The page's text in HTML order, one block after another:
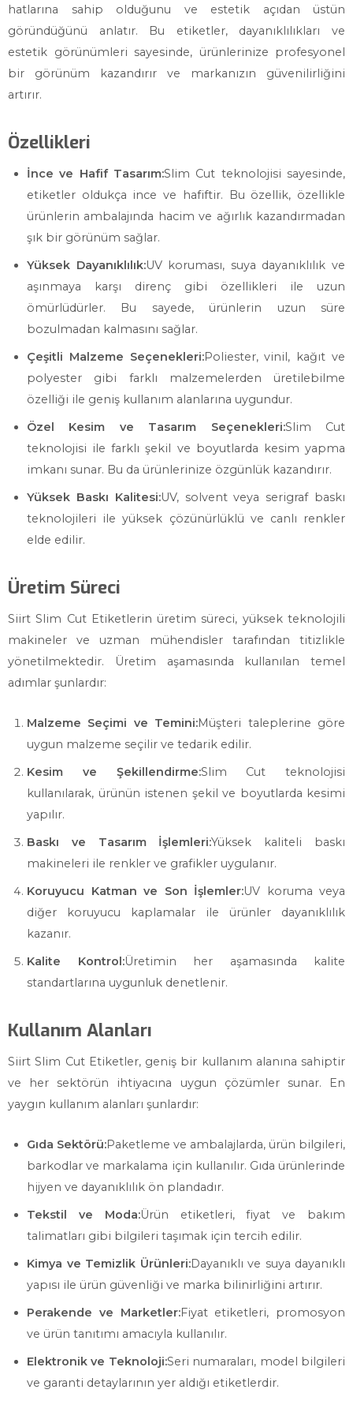
hatlarına sahip olduğunu ve estetik açıdan üstün
göründüğünü anlatır. Bu etiketler, dayanıklılıkları ve
estetik görünümleri sayesinde, ürünlerinize profesyonel
bir görünüm kazandırır ve markanızın güvenilirliğini
artırır.
Özellikleri
İnce ve Hafif Tasarım:Slim Cut teknolojisi sayesinde,
etiketler oldukça ince ve hafiftir. Bu özellik, özellikle
ürünlerin ambalajında hacim ve ağırlık kazandırmadan
şık bir görünüm sağlar.
Yüksek Dayanıklılık:UV koruması, suya dayanıklılık ve
aşınmaya karşı direnç gibi özellikleri ile uzun
ömürlüdürler. Bu sayede, ürünlerin uzun süre
bozulmadan kalmasını sağlar.
Çeşitli Malzeme Seçenekleri:Poliester, vinil, kağıt ve
polyester gibi farklı malzemelerden üretilebilme
özelliği ile geniş kullanım alanlarına uygundur.
Özel Kesim ve Tasarım Seçenekleri:Slim Cut
teknolojisi ile farklı şekil ve boyutlarda kesim yapma
imkanı sunar. Bu da ürünlerinize özgünlük kazandırır.
Yüksek Baskı Kalitesi:UV, solvent veya serigraf baskı
teknolojileri ile yüksek çözünürlüklü ve canlı renkler
elde edilir.
Üretim Süreci
Siirt Slim Cut Etiketlerin üretim süreci, yüksek teknolojili
makineler ve uzman mühendisler tarafından titizlikle
yönetilmektedir. Üretim aşamasında kullanılan temel
adımlar şunlardır:
Malzeme Seçimi ve Temini:Müşteri taleplerine göre
uygun malzeme seçilir ve tedarik edilir.
Kesim ve Şekillendirme:Slim Cut teknolojisi
kullanılarak, ürünün istenen şekil ve boyutlarda kesimi
yapılır.
Baskı ve Tasarım İşlemleri:Yüksek kaliteli baskı
makineleri ile renkler ve grafikler uygulanır.
Koruyucu Katman ve Son İşlemler:UV koruma veya
diğer koruyucu kaplamalar ile ürünler dayanıklılık
kazanır.
Kalite Kontrol:Üretimin her aşamasında kalite
standartlarına uygunluk denetlenir.
Kullanım Alanları
Siirt Slim Cut Etiketler, geniş bir kullanım alanına sahiptir
ve her sektörün ihtiyacına uygun çözümler sunar. En
yaygın kullanım alanları şunlardır:
Gıda Sektörü:Paketleme ve ambalajlarda, ürün bilgileri,
barkodlar ve markalama için kullanılır. Gıda ürünlerinde
hijyen ve dayanıklılık ön plandadır.
Tekstil ve Moda:Ürün etiketleri, fiyat ve bakım
talimatları gibi bilgileri taşımak için tercih edilir.
Kimya ve Temizlik Ürünleri:Dayanıklı ve suya dayanıklı
yapısı ile ürün güvenliği ve marka bilinirliğini artırır.
Perakende ve Marketler:Fiyat etiketleri, promosyon
ve ürün tanıtımı amacıyla kullanılır.
Elektronik ve Teknoloji:Seri numaraları, model bilgileri
ve garanti detaylarının yer aldığı etiketlerdir.